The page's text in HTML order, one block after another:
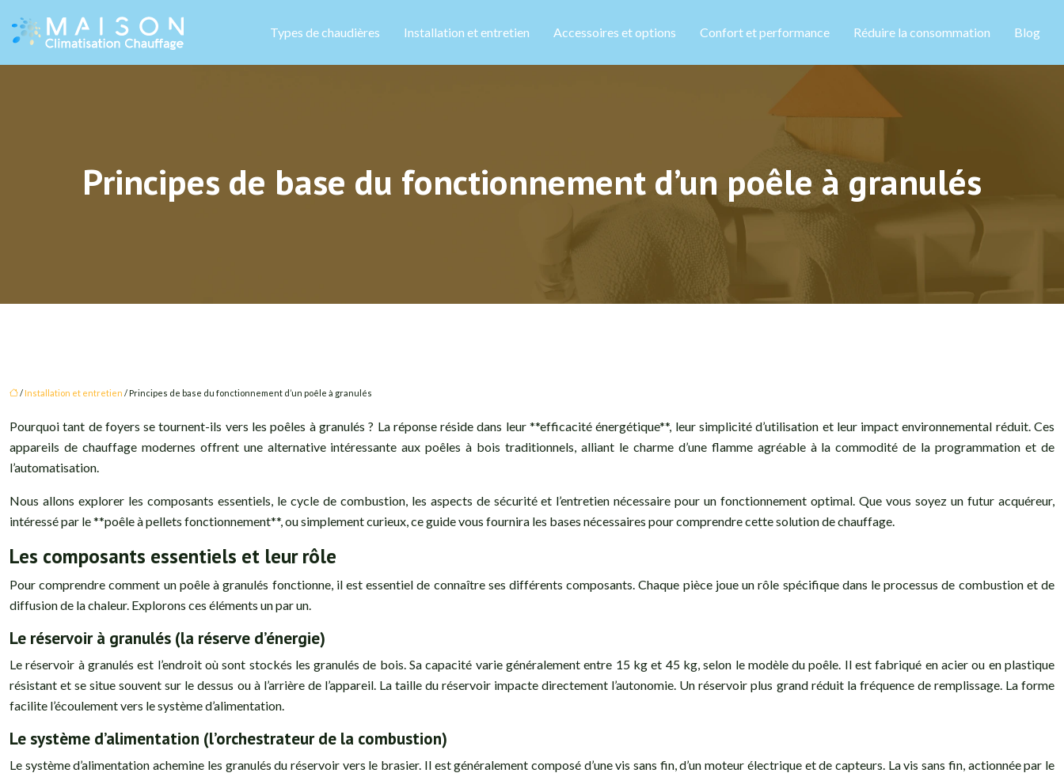
Types de chaudières Installation et entretien Accessoires et options Confort et performance Réduire la consommation Blog
Principes de base du fonctionnement d’un poêle à granulés
/ Installation et entretien / Principes de base du fonctionnement d’un poêle à granulés
Pourquoi tant de foyers se tournent-ils vers les poêles à granulés ? La réponse réside dans leur **efficacité énergétique**, leur simplicité d’utilisation et leur impact environnemental réduit. Ces
appareils de chauffage modernes offrent une alternative intéressante aux poêles à bois traditionnels, alliant le charme d’une flamme agréable à la commodité de la programmation et de
l’automatisation.
Nous allons explorer les composants essentiels, le cycle de combustion, les aspects de sécurité et l’entretien nécessaire pour un fonctionnement optimal. Que vous soyez un futur acquéreur,
intéressé par le **poêle à pellets fonctionnement**, ou simplement curieux, ce guide vous fournira les bases nécessaires pour comprendre cette solution de chauffage.
Les composants essentiels et leur rôle
Pour comprendre comment un poêle à granulés fonctionne, il est essentiel de connaître ses différents composants. Chaque pièce joue un rôle spécifique dans le processus de combustion et de
diffusion de la chaleur. Explorons ces éléments un par un.
Le réservoir à granulés (la réserve d’énergie)
Le réservoir à granulés est l’endroit où sont stockés les granulés de bois. Sa capacité varie généralement entre 15 kg et 45 kg, selon le modèle du poêle. Il est fabriqué en acier ou en plastique
résistant et se situe souvent sur le dessus ou à l’arrière de l’appareil. La taille du réservoir impacte directement l’autonomie. Un réservoir plus grand réduit la fréquence de remplissage. La forme
facilite l’écoulement vers le système d’alimentation.
Le système d’alimentation (l’orchestrateur de la combustion)
Le système d’alimentation achemine les granulés du réservoir vers le brasier. Il est généralement composé d’une vis sans fin, d’un moteur électrique et de capteurs. La vis sans fin, actionnée par le